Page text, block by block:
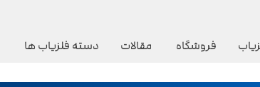
فروشگاه مقالات دسته فلزیاب ها